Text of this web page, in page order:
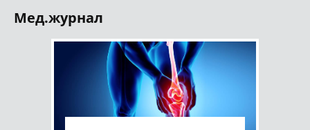
Мед.журнал